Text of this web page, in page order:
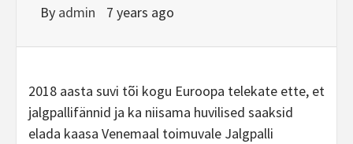
By admin 7 years ago
2018 aasta suvi tõi kogu Euroopa telekate ette, et
jalgpallifännid ja ka niisama huvilised saaksid
elada kaasa Venemaal toimuvale Jalgpalli